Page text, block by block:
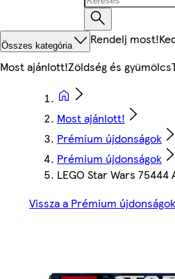
Összes kategória Rendelj most!
Most ajánlott!Zöldség és gyümölcs
Most ajánlott!
Prémium újdonságok
Prémium újdonságok
LEGO Star Wars 75444
Vissza a Prémium újdonságok